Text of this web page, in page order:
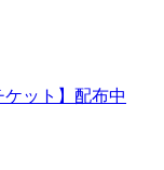
ット】配布中